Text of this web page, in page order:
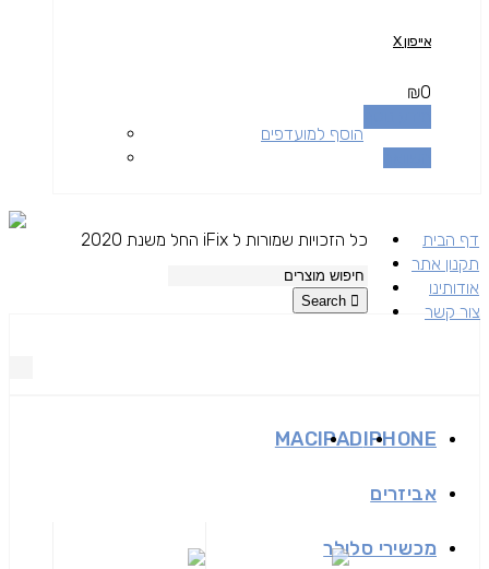
אייפון X
₪0
הוסף למועדפים
דף הבית
תקנון אתר
אודותינו
צור קשר
כל הזכויות שמורות ל iFix החל משנת 2020
IPHONE
IPAD
MAC
אביזרים
מכשירי סלולר
Search